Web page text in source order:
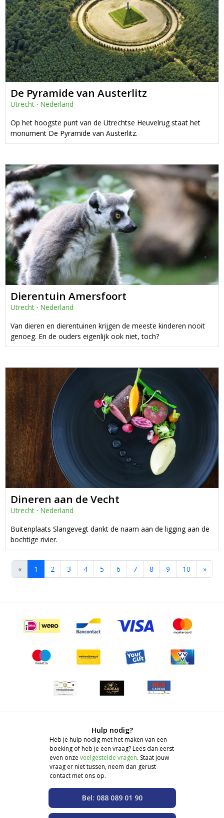
De Pyramide van Austerlitz
Utrecht · Nederland
Op het hoogste punt van de Utrechtse Heuvelrug staat het
monument De Pyramide van Austerlitz.
Dierentuin Amersfoort
Utrecht · Nederland
Van dieren en dierentuinen krijgen de meeste kinderen nooit
genoeg. En de ouders eigenlijk ook niet, toch?
Dineren aan de Vecht
Utrecht · Nederland
Buitenplaats Slangevegt dankt de naam aan de ligging aan de
bochtige rivier.
« 1 2 3 4 5 6 7 8 9 10 »
Hulp nodig?
Heb je hulp nodig met het maken van een
boeking of heb je een vraag? Lees dan eerst
even onze veelgestelde vragen. Staat jouw
vraag er niet tussen, neem dan gerust
contact met ons op.
Bel: 088 089 01 90